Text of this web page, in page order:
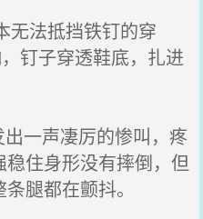
法抵挡铁钉的穿
钉子穿透鞋底，扎进
一声凄厉的惨叫，疼
住身形没有摔倒，但
腿都在颤抖。